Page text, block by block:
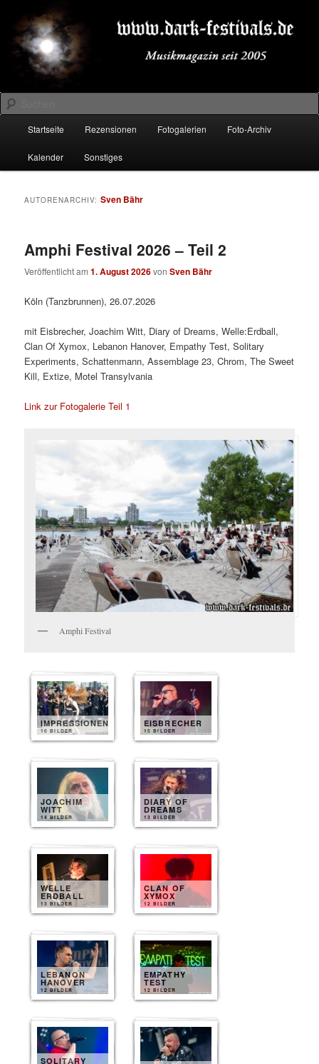
primären
Inhalt
springen
sekundären
Inhalt
springenDARK-FESTIVALS.DE
Suchen
Startseite Rezensionen Fotogalerien Foto-Archiv
Kalender Sonstiges
AUTORENARCHIV:Sven Bähr
Amphi Festival 2026 – Teil 2
Veröffentlicht am1. August 2026vonSven Bähr
Köln (Tanzbrunnen), 26.07.2026
mit Eisbrecher, Joachim Witt, Diary of Dreams, Welle:Erdball,
Clan Of Xymox, Lebanon Hanover, Empathy Test, Solitary
Experiments, Schattenmann, Assemblage 23, Chrom, The Sweet
Kill, Extize, Motel Transylvania
Link zur Fotogalerie Teil 1
Amphi Festival
IMPRESSIONEN
10 BILDER
EISBRECHER
15 BILDER
JOACHIM
WITT
14 BILDER
DIARY OF
DREAMS
13 BILDER
WELLE
ERDBALL
13 BILDER
CLAN OF
XYMOX
12 BILDER
LEBANON
HANOVER
12 BILDER
EMPATHY
TEST
12 BILDER
SOLITARY